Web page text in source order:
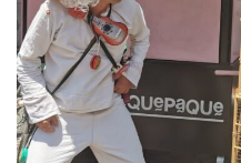
viaje de integración, el
Nogalera,es una excelente
la ciudad, esta bellísima
ofrece 20 habitaciones,
alberca y spa.